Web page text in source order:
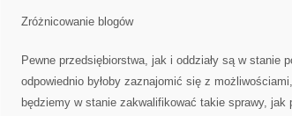
Zróżnicowanie blogów
Pewne przedsiębiorstwa, jak i oddziały są w stanie
odpowiednio byłoby zaznajomić się z
będziemy w stanie zakwalifikować takie sprawy,